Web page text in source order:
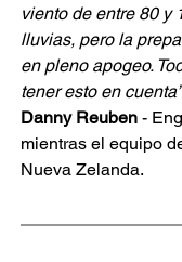
viento de entre 80 y
lluvias, pero la
en pleno apogeo.
tener esto en
Danny Reuben -
mientras el equipo
Nueva Zelanda.